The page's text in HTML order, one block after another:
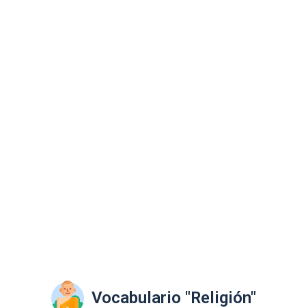
Vocabulario "Religión"